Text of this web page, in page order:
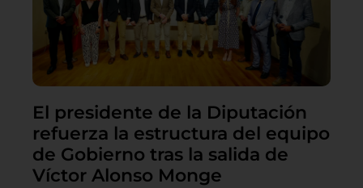
El presidente de la Diputación
refuerza la estructura del equipo
de Gobierno tras la salida de
Víctor Alonso Monge